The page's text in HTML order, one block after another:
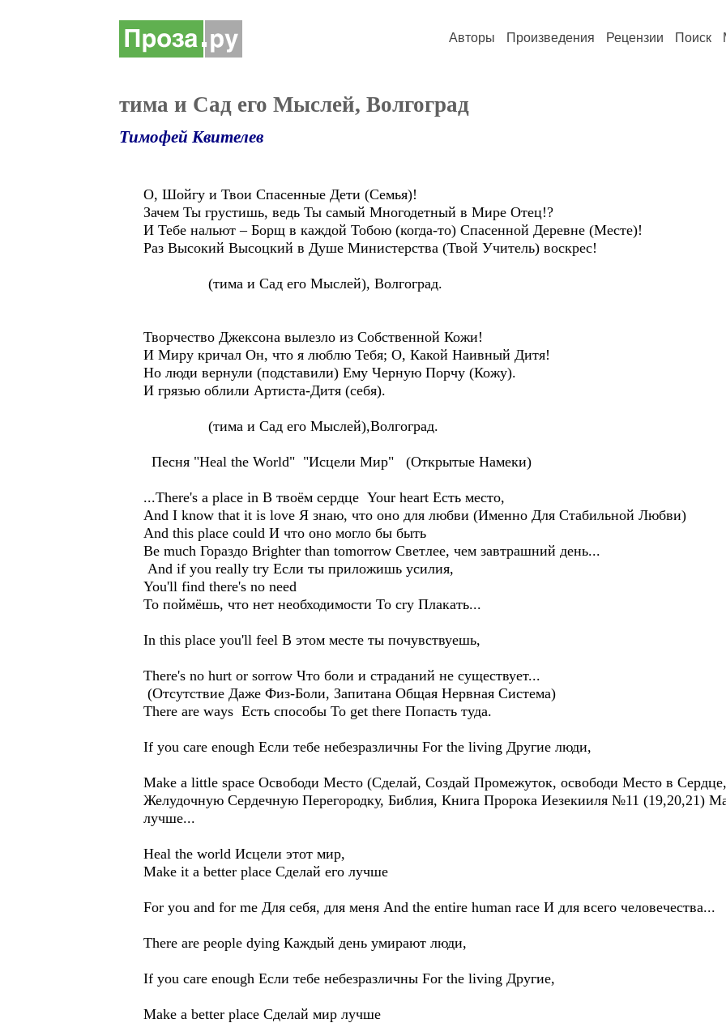
Авторы Произведения Рецензии Поиск
тима и Сад его Мыслей, Волгоград
Тимофей Квителев
О, Шойгу и Твои Спасенные Дети (Семья)!
Зачем Ты грустишь, ведь Ты самый Многодетный в Мире Отец!?
И Тебе нальют – Борщ в каждой Тобою (когда-то) Спасенной Деревне (Месте)!
Раз Высокий Высоцкий в Душе Министерства (Твой Учитель) воскрес!
(тима и Сад его Мыслей), Волгоград.
Творчество Джексона вылезло из Собственной Кожи!
И Миру кричал Он, что я люблю Тебя; О, Какой Наивный Дитя!
Но люди вернули (подставили) Ему Черную Порчу (Кожу).
И грязью облили Артиста-Дитя (себя).
(тима и Сад его Мыслей),Волгоград.
Песня "Heal the World" "Исцели Мир" (Открытые Намеки)
...There's a place in В твоём сердце Your heart Есть место,
And I know that it is love Я знаю, что оно для любви (Именно Для Стабильной Любви)
And this place could И что оно могло бы быть
Be much Гораздо Brighter than tomorrow Светлее, чем завтрашний день...
And if you really try Если ты приложишь усилия,
You'll find there's no need
То поймёшь, что нет необходимости To cry Плакать...
In this place you'll feel В этом месте ты почувствуешь,
There's no hurt or sorrow Что боли и страданий не существует...
(Отсутствие Даже Физ-Боли, Запитана Общая Нервная Система)
There are ways Есть способы To get there Попасть туда.
If you care enough Если тебе небезразличны For the living Другие люди,
Make a little space Освободи Место (Сделай, Создай Промежуток, освободи Место в
Желудочную Сердечную Перегородку, Библия, Книга Пророка Иезекииля №11 (19,20,21)
лучше...
Heal the world Исцели этот мир,
Make it a better place Сделай его лучше
For you and for me Для себя, для меня And the entire human race И для всего человечества...
There are people dying Каждый день умирают люди,
If you care enough Если тебе небезразличны For the living Другие,
Make a better place Сделай мир лучше